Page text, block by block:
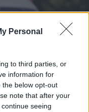
Personal
to third parties, or
information for
the below opt-out
note that after your
seeing